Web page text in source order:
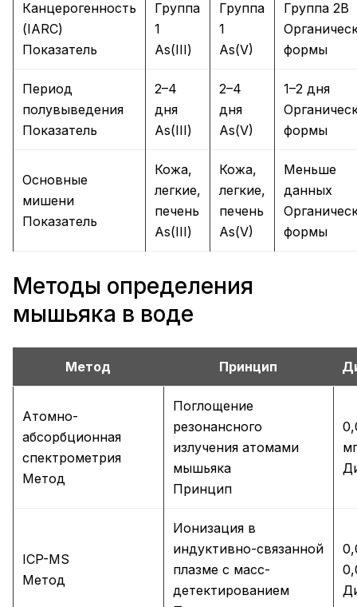
Канцерогенность
(IARC)
Показатель
Группа
1
As(III)
Группа
1
As(V)
Группа 2B
формы
Период
полувыведения
Показатель
2–4
дня
As(III)
2–4
дня
As(V)
1–2 дня
формы
Основные
мишени
Показатель
Кожа,
легкие,
печень
As(III)
Кожа,
легкие,
печень
As(V)
Меньше
данных
формы
Методы определения
мышьяка в воде
Метод Принцип
Атомно-
абсорбционная
спектрометрия
Метод
Поглощение
резонансного
излучения атомами
мышьяка
Принцип
ICP-MS
Метод
Ионизация в
индуктивно-связанной
плазме с масс-
детектированием